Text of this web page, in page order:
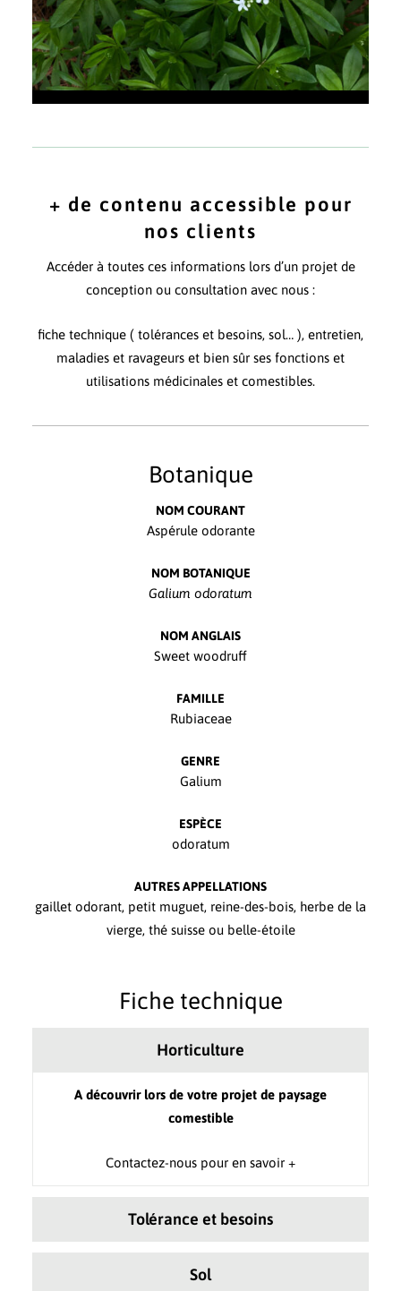
Tapis des petites fleurs blanches de l'aspérule odorante
+ de contenu accessible pour
nos clients
Accéder à toutes ces informations lors d’un projet de
conception ou consultation avec nous :
fiche technique ( tolérances et besoins, sol… ), entretien,
maladies et ravageurs et bien sûr ses fonctions et
utilisations médicinales et comestibles.
Botanique
NOM COURANT
Aspérule odorante
NOM BOTANIQUE
Galium odoratum
NOM ANGLAIS
Sweet woodruff
FAMILLE
Rubiaceae
GENRE
Galium
ESPÈCE
odoratum
AUTRES APPELLATIONS
gaillet odorant, petit muguet, reine-des-bois, herbe de la
vierge, thé suisse ou belle-étoile
Fiche technique
Horticulture
A découvrir lors de votre projet de paysage
comestible
Contactez-nous pour en savoir +
Tolérance et besoins
Sol